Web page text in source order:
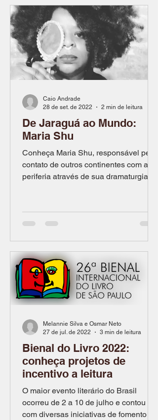
De Jaraguá ao Mundo:
Maria Shu
Conheça Maria Shu, responsável pelo
contato de outros continentes com a
periferia através de sua dramaturgia.
Caio Andrade
28 de set. de 2022
2 min de leitura
Bienal do Livro 2022:
conheça projetos de
incentivo a leitura
O maior evento literário do Brasil
ocorreu de 2 a 10 de julho e contou
com diversas iniciativas de fomento à
Melannie Silva e Osmar Neto
27 de jul. de 2022
3 min de leitura